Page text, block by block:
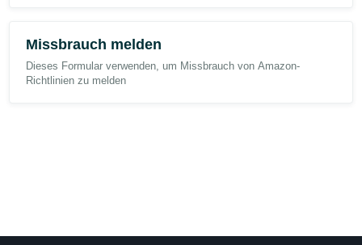
Missbrauch melden
Dieses Formular verwenden, um Missbrauch von Amazon-
Richtlinien zu melden